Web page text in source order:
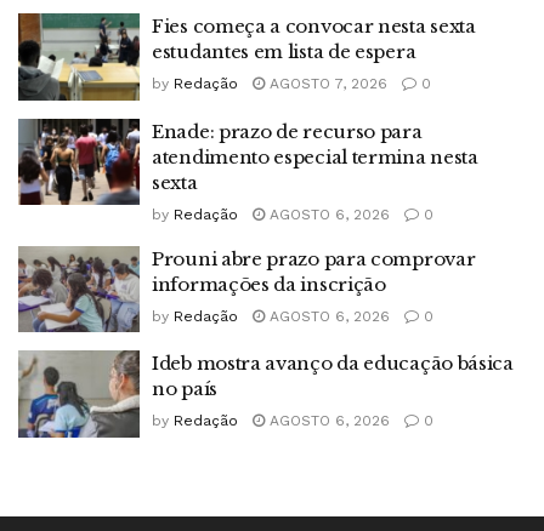
Fies começa a convocar nesta sexta
estudantes em lista de espera
by Redação AGOSTO 7, 2026 0
Enade: prazo de recurso para
atendimento especial termina nesta
sexta
by Redação AGOSTO 6, 2026 0
Prouni abre prazo para comprovar
informações da inscrição
by Redação AGOSTO 6, 2026 0
Ideb mostra avanço da educação básica
no país
by Redação AGOSTO 6, 2026 0